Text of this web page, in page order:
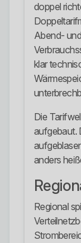
doppel
Abend-
klar
Die
aufgebaut.
anders
Regional